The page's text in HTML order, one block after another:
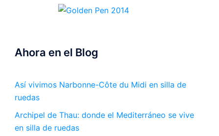
Ahora en el Blog
Así vivimos Narbonne-Côte du Midi en silla de
ruedas
Archipel de Thau: donde el Mediterráneo se vive
en silla de ruedas